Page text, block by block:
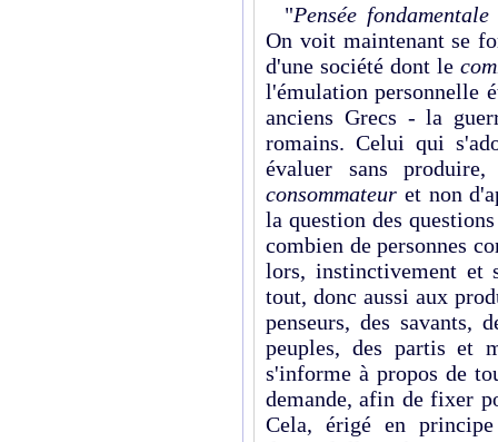
"Pensée
On voit maintenant se
d'une société dont le
l'émulation personnelle
anciens Grecs - la
romains. Celui qui
évaluer sans
consommateur et non
la question des
combien de personnes
lors, instinctivement et
tout, donc aussi aux
penseurs, des savants,
peuples, des partis et
s'informe à propos de
demande, afin de fixer
Cela, érigé en